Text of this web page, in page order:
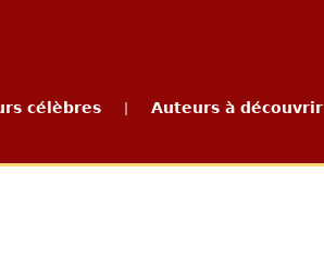
célèbres Auteurs à découvrir